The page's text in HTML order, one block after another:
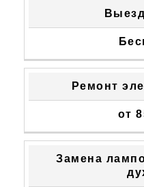
Ремонт
от
Замена